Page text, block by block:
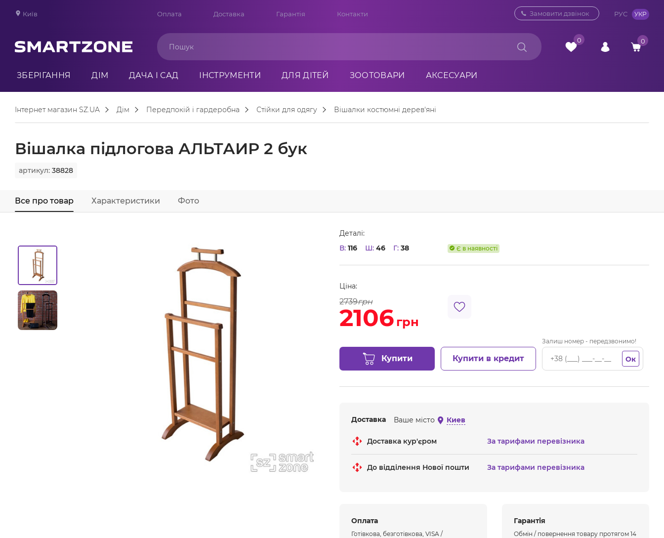
Київ Оплата Доставка Гарантія Контакти 0 800 33 10 32
Замовити дзвінок РУС УКР
0 0
ЗБЕРІГАННЯ ДІМ ДАЧА І САД ІНСТРУМЕНТИ ДЛЯ ДІТЕЙ ЗООТОВАРИ АКСЕСУАРИ
Інтернет магазин SZ.UA Дім Передпокій і гардеробна Стійки для одягу Вішалки костюмні дерев'яні
Вішалка підлогова АЛЬТАИР 2 бук
артикул: 38828
Все про товар Характеристики Фото
Деталі:
В: 116 Ш: 46 Г: 38 Є в наявності
Ціна:
2739грн
2106 грн
Купити Купити в кредит
Залиш номер - передзвонимо!
Ок
Доставка Ваше місто Киев
Доставка кур'єром За тарифами перевізника
До відділення Нової пошти За тарифами перевізника
Оплата
Готівкова, безготівкова, VISA /
Гарантія
Обмін / повернення товару протягом 14